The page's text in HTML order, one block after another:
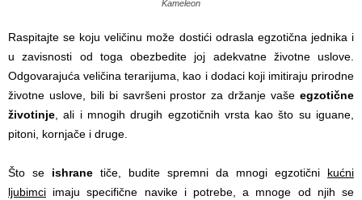
Kameleon
Raspitajte se koju veličinu može dostići odrasla egzotična jednika i
u zavisnosti od toga obezbedite joj adekvatne životne uslove.
Odgovarajuća veličina terarijuma, kao i dodaci koji imitiraju prirodne
životne uslove, bili bi savršeni prostor za držanje vaše egzotične
životinje , ali i mnogih drugih egzotičnih vrsta kao što su iguane,
pitoni, kornjače i druge.
Što se ishrane tiče, budite spremni da mnogi egzotični kućni
ljubimci imaju specifične navike i potrebe, a mnoge od njih se